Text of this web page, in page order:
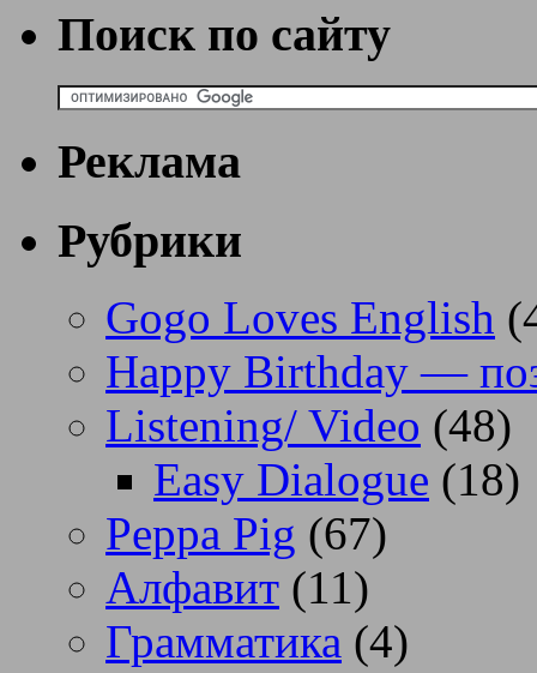
Поиск по сайту
Реклама
Рубрики
Gogo Loves English
Happy Birthday —
Listening/ Video (48)
Easy Dialogue (18)
Peppa Pig (67)
Алфавит (11)
Грамматика (4)